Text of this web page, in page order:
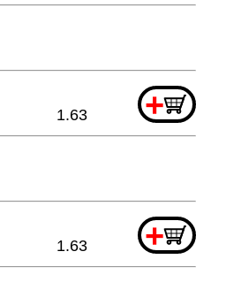
+
1.63
+
1.63